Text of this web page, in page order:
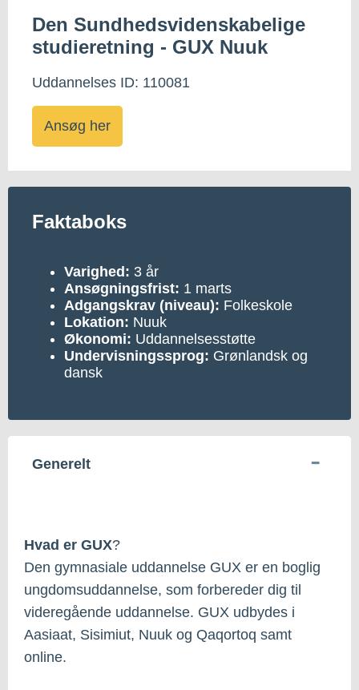
Den Sundhedsvidenskabelige
studieretning - GUX Nuuk
Uddannelses ID: 110081
Ansøg her
Faktaboks
Varighed: 3 år
Ansøgningsfrist: 1 marts
Adgangskrav (niveau): Folkeskole
Lokation: Nuuk
Økonomi: Uddannelsesstøtte
Undervisningssprog: Grønlandsk og
dansk
Generelt
Hvad er GUX?
Den gymnasiale uddannelse GUX er en boglig
ungdomsuddannelse, som forbereder dig til
videregående uddannelse. GUX udbydes i
Aasiaat, Sisimiut, Nuuk og Qaqortoq samt
online.